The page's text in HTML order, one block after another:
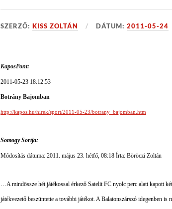
SZERZŐ:KISS ZOLTÁN DÁTUM:2011-05-24
KaposPont:
2011-05-23 18:12:53
Botrány Bajomban
http://kapos.hu/hirek/sport/2011-05-23/botrany_bajomban.htm
Somogy Sortja:
Módosítás dátuma: 2011. május 23. hétfő, 08:18Írta: Böröczi Zoltán
…A mindössze hét játékossal érkező Satelit FC nyolc perc alatt kapott
játékvezető beszüntette a további játékot. A Balatonszárszó idegenben